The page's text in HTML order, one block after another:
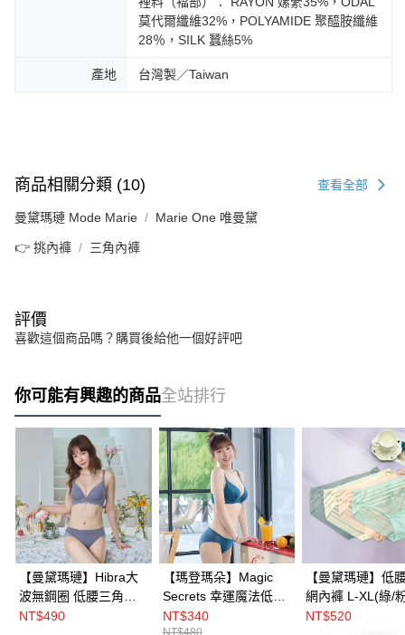
莫代爾纖維32%，POLYAMIDE 聚醯胺纖維
28％，SILK 蠶絲5%
產地 台灣製／Taiwan
商品相關分類 (10) 查看全部
曼黛瑪璉 Mode Marie Marie One 唯曼黛
👉 挑內褲 三角內褲
評價
喜歡這個商品嗎？購買後給他一個好評吧
你可能有興趣的商品全站排行
【曼黛瑪璉】Hibra大
波無鋼圈 低腰三角內
褲 M-XXL(深玫粉/灰
NT$490
【瑪登瑪朵】Magic
Secrets 幸運魔法低腰
三角內褲 M-XL(魅影
NT$340
NT$480
【曼黛瑪璉】低
網內褲 L-XL(綠/
黃)
NT$520